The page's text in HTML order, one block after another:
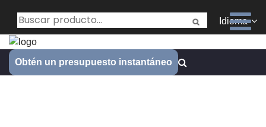
Idioma
Obtén un presupuesto instantáneo